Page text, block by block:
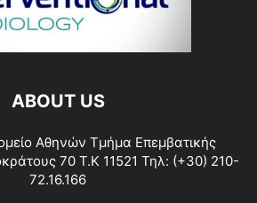
ABOUT US
Αθηνών Τμήμα Επεμβατικής
70 Τ.Κ 11521 Τηλ: (+30) 210-
72.16.166